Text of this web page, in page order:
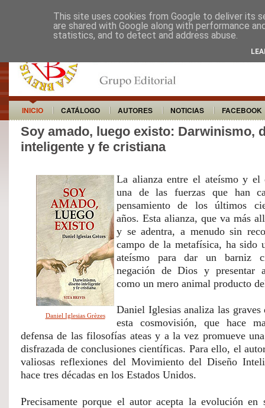
INICIO CATÁLOGO AUTORES NOTICIAS FACEBOOK
Soy amado, luego existo: Darwinismo,
inteligente y fe cristiana
Daniel Iglesias Grèzes
La alianza entre el ateísmo y el
una de las fuerzas que han
pensamiento de los últimos
años. Esta alianza, que va más
y se adentra, a menudo sin
campo de la metafísica, ha sido
ateísmo para dar un barniz
negación de Dios y presentar
como un mero animal producto
Daniel Iglesias analiza las graves
esta cosmovisión, que hace
defensa de las filosofías ateas y a la vez promueve
disfrazada de conclusiones científicas. Para ello, el
valiosas reflexiones del Movimiento del Diseño
hace tres décadas en los Estados Unidos.
Precisamente porque el autor acepta la evolución en
This site uses cookies from Google to deliver its
are shared with Google along with performance
statistics, and to detect and address abuse.